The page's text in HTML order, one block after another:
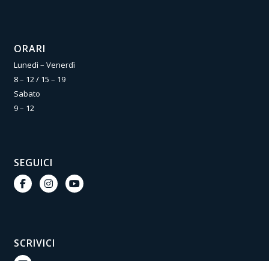
ORARI
Lunedì – Venerdì
8 – 12 / 15 – 19
Sabato
9 – 12
SEGUICI
SCRIVICI